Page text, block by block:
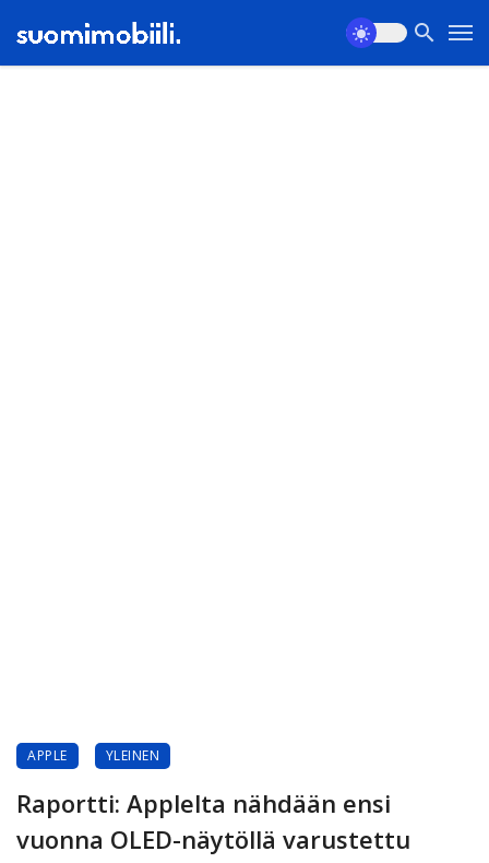
APPLE YLEINEN
Raportti: Applelta nähdään ensi
vuonna OLED-näytöllä varustettu